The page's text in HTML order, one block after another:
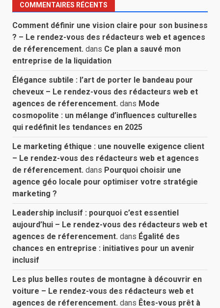
COMMENTAIRES RÉCENTS
Comment définir une vision claire pour son business
? – Le rendez-vous des rédacteurs web et agences
de réferencement. dans Ce plan a sauvé mon
entreprise de la liquidation
Élégance subtile : l’art de porter le bandeau pour
cheveux – Le rendez-vous des rédacteurs web et
agences de réferencement. dans Mode
cosmopolite : un mélange d’influences culturelles
qui redéfinit les tendances en 2025
Le marketing éthique : une nouvelle exigence client
– Le rendez-vous des rédacteurs web et agences
de réferencement. dans Pourquoi choisir une
agence géo locale pour optimiser votre stratégie
marketing ?
Leadership inclusif : pourquoi c’est essentiel
aujourd’hui – Le rendez-vous des rédacteurs web et
agences de réferencement. dans Égalité des
chances en entreprise : initiatives pour un avenir
inclusif
Les plus belles routes de montagne à découvrir en
voiture – Le rendez-vous des rédacteurs web et
agences de réferencement. dans Êtes-vous prêt à